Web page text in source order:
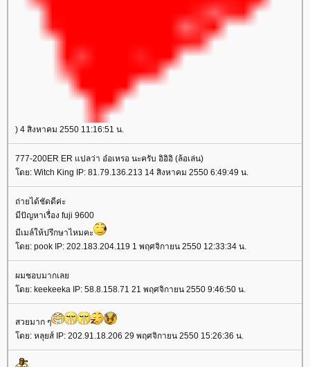
) 4 สิงหาคม 2550 11:16:51 น.
777-200ER ER แปลว่า อ๋อเหรอ นะครับ อิอิอิ (ล้อเล่น)
ดย: Witch King IP: 81.79.136.213 14 สิงหาคม 2550 6:49:49 น.
ถ่ายได้ชัดดีค่ะ
มีปัญหาเรื่อง fuji 9600
มีเมล์ให้ปรึกษาไหมคะ
ดย: pook IP: 202.183.204.119 1 พฤศจิกายน 2550 12:33:34 น.
ผมชอบมากเล
ดย: keekeeka IP: 58.8.158.71 21 พฤศจิกายน 2550 9:46:50 น.
สวยมาก ๆ
ดย: หลุยส์ IP: 202.91.18.206 29 พฤศจิกายน 2550 15:26:36 น.